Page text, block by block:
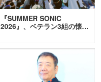
『SUMMER SONIC
2026』、ベテラン3組の懐…